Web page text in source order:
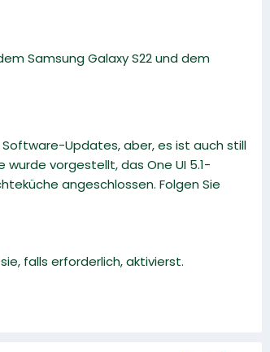
Samsung Galaxy S22 und dem
Updates, aber, es ist auch still
vorgestellt, das One UI 5.1-
angeschlossen. Folgen Sie
falls erforderlich, aktivierst.